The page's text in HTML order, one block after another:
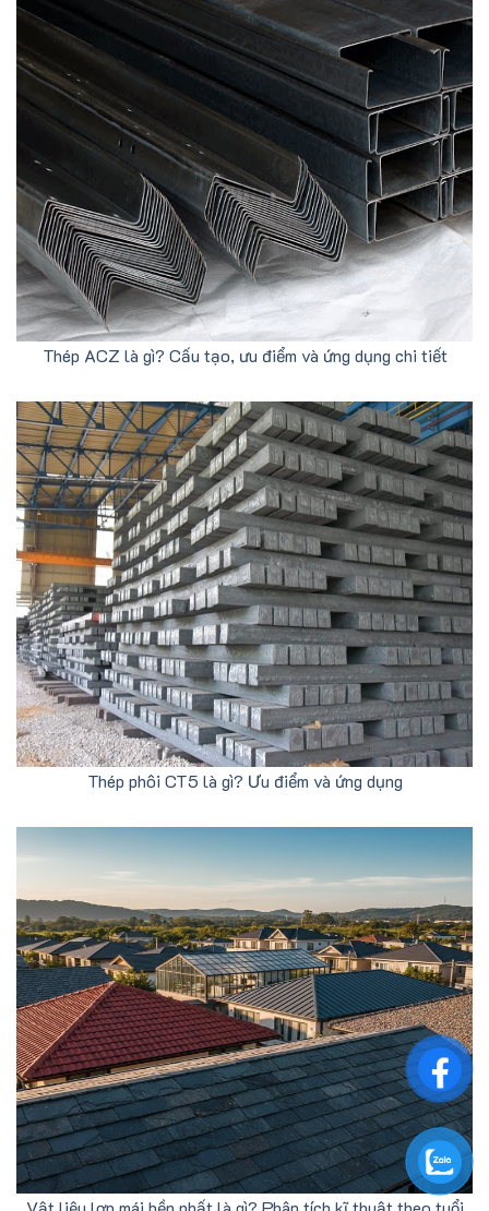
Thép ACZ là gì? Cấu tạo, ưu điểm và ứng dụng chi tiết
Thép phôi CT5 là gì? Ưu điểm và ứng dụng